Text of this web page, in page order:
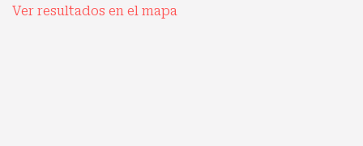
Ver resultados en el mapa